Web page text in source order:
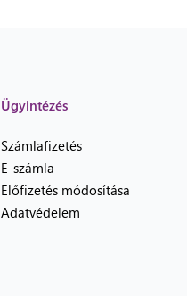
Ügyintézés
Számlafizetés
E-számla
Előfizetés módosítása
Adatvédelem